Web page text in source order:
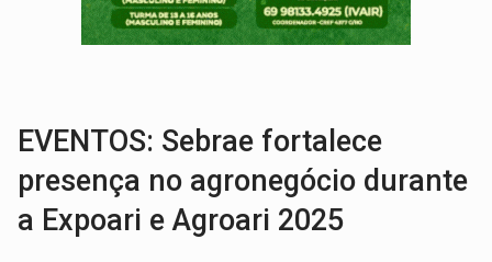
ROLIM DE MOURA:Programa da Energisa beneficia 60 famílias com geladeiras
EVENTOS: Sebrae fortalece
presença no agronegócio durante
a Expoari e Agroari 2025